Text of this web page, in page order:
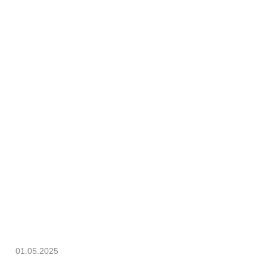
01.05.2025